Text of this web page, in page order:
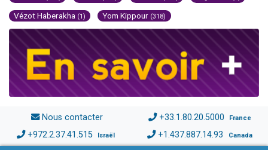
Vézot Haberakha (1) Yom Kippour (318)
Nous contacter +33.1.80.20.5000 France
+972.2.37.41.515 Israël +1.437.887.14.93 Canada